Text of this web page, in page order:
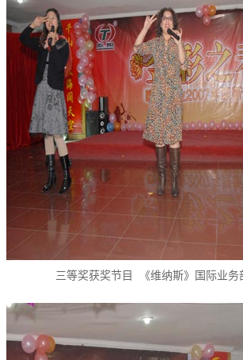
三等奖获奖节目 《维纳斯》国际业